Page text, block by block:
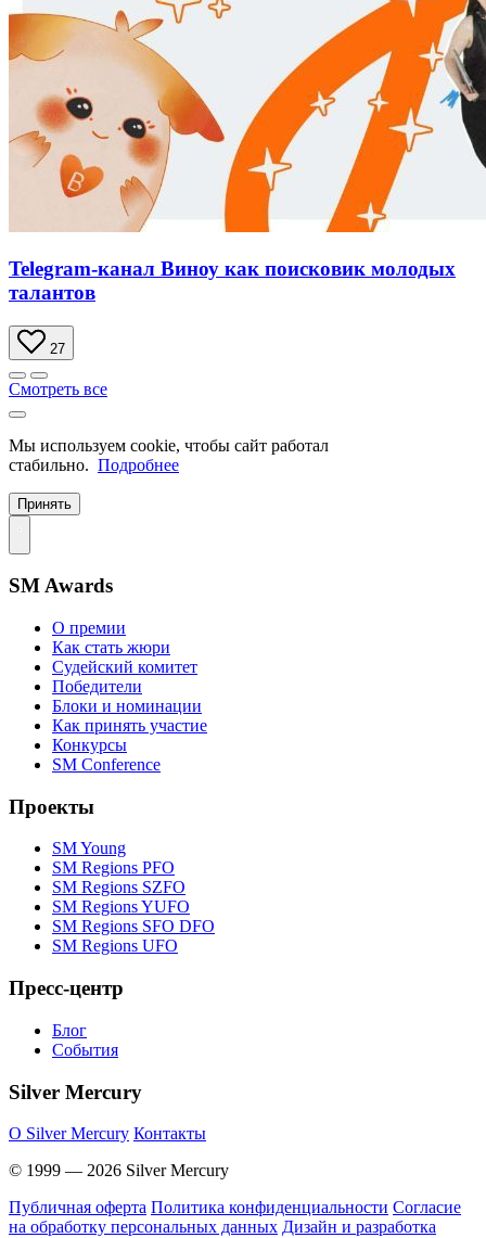
Telegram-канал Виноу как поисковик молодых
талантов
27
Смотреть все
Мы используем cookie, чтобы сайт работал
стабильно. Подробнее
Принять
SM Awards
О премии
Как стать жюри
Судейский комитет
Победители
Блоки и номинации
Как принять участие
Конкурсы
SM Conference
Проекты
SM Young
SM Regions PFO
SM Regions SZFO
SM Regions YUFO
SM Regions SFO DFO
SM Regions UFO
Пресс-центр
Блог
События
Silver Mercury
O Silver Mercury Контакты
© 1999 — 2026 Silver Mercury
Публичная оферта Политика конфиденциальности Согласие
на обработку персональных данных Дизайн и разработка